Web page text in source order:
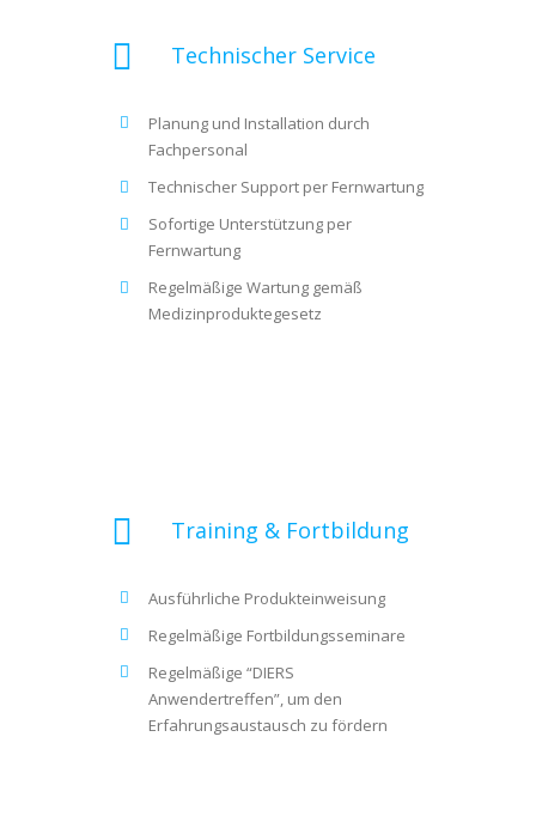
Technischer Service
Planung und Installation durch
Fachpersonal
Technischer Support per Fernwartung
Sofortige Unterstützung per
Fernwartung
Regelmäßige Wartung gemäß
Medizinproduktegesetz
Training & Fortbildung
Ausführliche Produkteinweisung
Regelmäßige Fortbildungsseminare
Regelmäßige “DIERS
Anwendertreffen”, um den
Erfahrungsaustausch zu fördern